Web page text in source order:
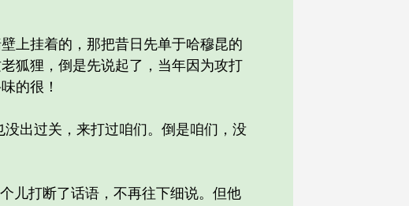
上挂着的，那把昔日先单于哈穆昆的
狐狸，倒是先说起了，当年因为攻打
的很！
出过关，来打过咱们。倒是咱们，没
儿打断了话语，不再往下细说。但他